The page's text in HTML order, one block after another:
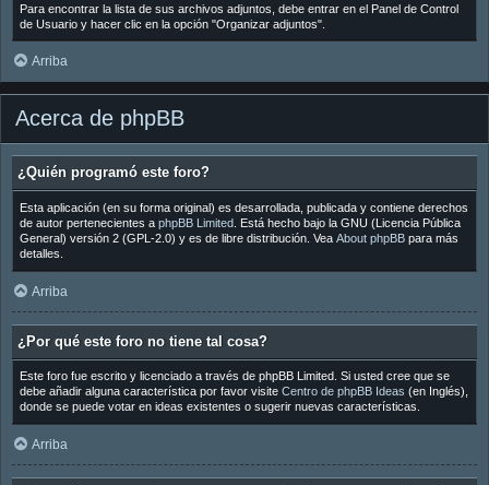
Para encontrar la lista de sus archivos adjuntos, debe entrar en el Panel de Control
de Usuario y hacer clic en la opción "Organizar adjuntos".
Arriba
Acerca de phpBB
¿Quién programó este foro?
Esta aplicación (en su forma original) es desarrollada, publicada y contiene derechos
de autor pertenecientes a phpBB Limited. Está hecho bajo la GNU (Licencia Pública
General) versión 2 (GPL-2.0) y es de libre distribución. Vea About phpBBpara más
detalles.
Arriba
¿Por qué este foro no tiene tal cosa?
Este foro fue escrito y licenciado a través de phpBB Limited. Si usted cree que se
debe añadir alguna característica por favor visite Centro de phpBB Ideas (en Inglés),
donde se puede votar en ideas existentes o sugerir nuevas características.
Arriba